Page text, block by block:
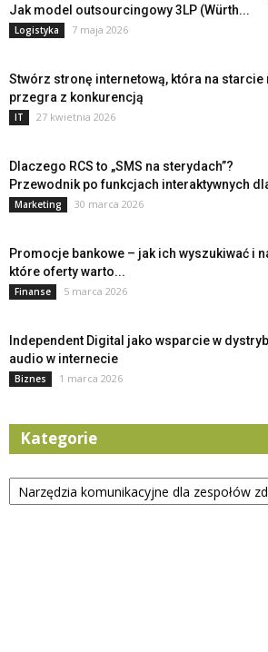
Jak model outsourcingowy 3LP (Würth...
Logistyka 7 maja 2026
Stwórz stronę internetową, która na starcie
przegra z konkurencją
IT 27 kwietnia 2026
Dlaczego RCS to „SMS na sterydach”?
Przewodnik po funkcjach interaktywnych
Marketing 30 marca 2026
Promocje bankowe – jak ich wyszukiwać i
które oferty warto...
Finanse 5 marca 2026
Independent Digital jako wsparcie w
audio w internecie
Biznes 1 marca 2026
Kategorie
Kategorie